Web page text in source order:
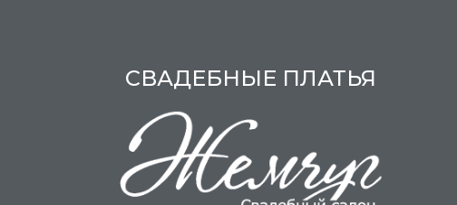
СВАДЕБНЫЕ ПЛАТЬЯ